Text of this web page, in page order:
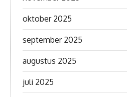
oktober 2025
september 2025
augustus 2025
juli 2025